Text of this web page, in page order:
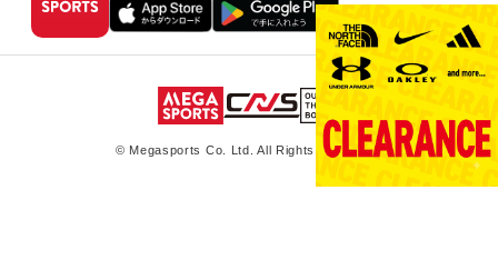
© Megasports Co. Ltd. All Rights Reserved.